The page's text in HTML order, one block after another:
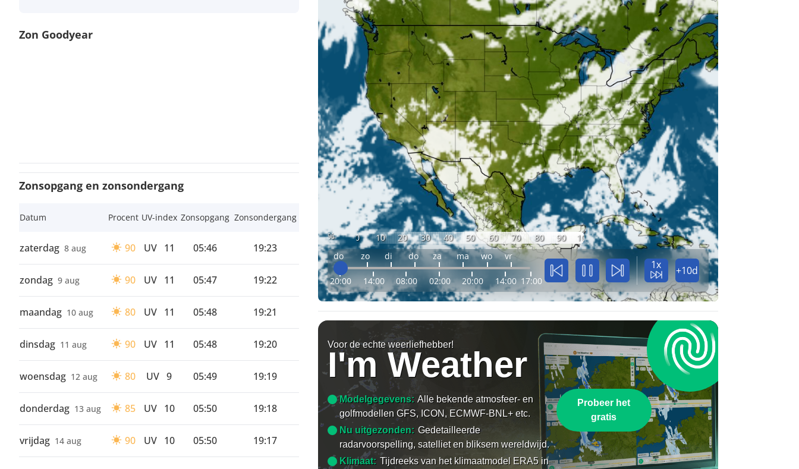
Zon Goodyear
Zonsopgang en zonsondergang
Datum Procent UV-index Zonsopgang Zonsondergang
zaterdag 8 aug 90 UV 11 05:46 19:23
zondag 9 aug 90 UV 11 05:47 19:22
maandag 10 aug 80 UV 11 05:48 19:21
dinsdag 11 aug 90 UV 11 05:48 19:20
woensdag 12 aug 80 UV 9 05:49 19:19
donderdag 13 aug 85 UV 10 05:50 19:18
vrijdag 14 aug 90 UV 10 05:50 19:17
% 0 10 20 30 40 50 60 70 80 90
100
do
zo di do za ma wo vr
20:00 14:00 08:00 02:00 20:00 14:00 17:00
1x +10d
Voor de echte weerliefhebber!
I'm Weather
Modelgegevens: Alle bekende atmosfeer- en
golfmodellen GFS, ICON, ECMWF-BNL+ etc.
Nu uitgezonden: Gedetailleerde
radarvoorspelling, satelliet en bliksem wereldwijd.
Klimaat: Tijdreeks van het klimaatmodel ERA5 in
Probeer het
gratis